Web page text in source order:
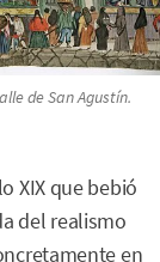
de San Agustín.
XIX que bebió
del realismo
en